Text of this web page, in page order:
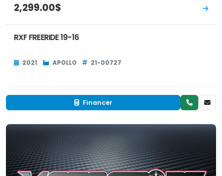
2,299.00$
RXF FREERIDE 19-16
2021 APOLLO 21-00727
Financer
Neuf